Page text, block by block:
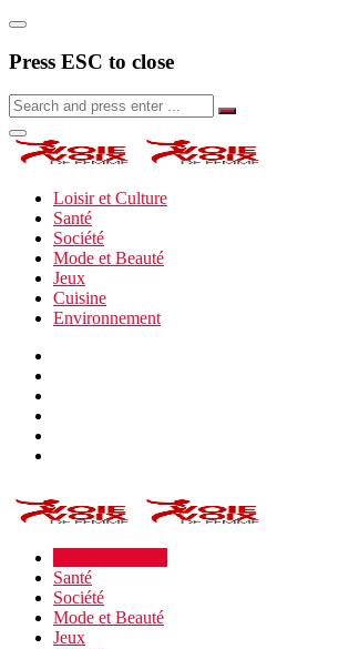
Press ESC to close
Loisir et Culture
Santé
Société
Mode et Beauté
Jeux
Cuisine
Environnement
Santé
Société
Mode et Beauté
Jeux